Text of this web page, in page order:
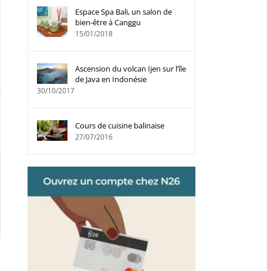
Espace Spa Bali, un salon de
bien-être à Canggu
15/01/2018
Ascension du volcan Ijen sur l’île
de Java en Indonésie
30/10/2017
Cours de cuisine balinaise
27/07/2016